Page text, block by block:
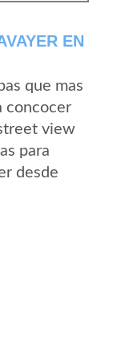
EN
que mas
concocer
view
para
desde